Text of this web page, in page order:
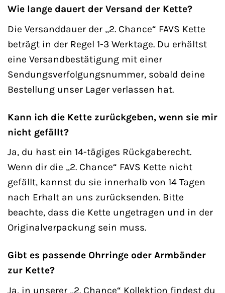
Wie lange dauert der Versand der Kette?
Die Versanddauer der „2. Chance“ FAVS Kette
beträgt in der Regel 1-3 Werktage. Du erhältst
eine Versandbestätigung mit einer
Sendungsverfolgungsnummer, sobald deine
Bestellung unser Lager verlassen hat.
Kann ich die Kette zurückgeben, wenn sie mir
nicht gefällt?
Ja, du hast ein 14-tägiges Rückgaberecht.
Wenn dir die „2. Chance“ FAVS Kette nicht
gefällt, kannst du sie innerhalb von 14 Tagen
nach Erhalt an uns zurücksenden. Bitte
beachte, dass die Kette ungetragen und in der
Originalverpackung sein muss.
Gibt es passende Ohrringe oder Armbänder
zur Kette?
Ja, in unserer „2. Chance“ Kollektion findest du